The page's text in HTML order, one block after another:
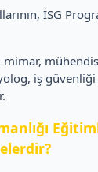
İSG
mimar,
iş